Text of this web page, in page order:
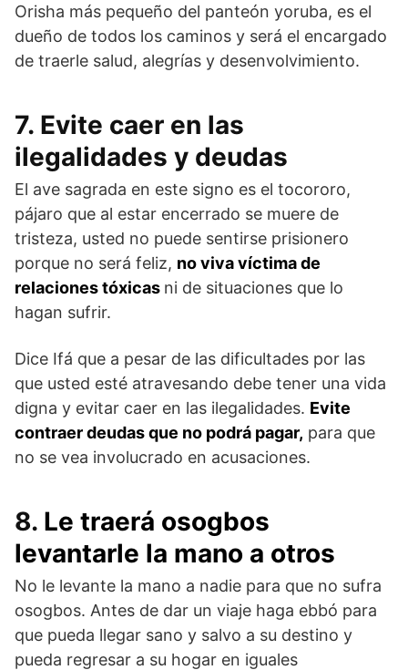
Orisha más pequeño del panteón yoruba, es el
dueño de todos los caminos y será el encargado
de traerle salud, alegrías y desenvolvimiento.
7. Evite caer en las
ilegalidades y deudas
El ave sagrada en este signo es el tocororo,
pájaro que al estar encerrado se muere de
tristeza, usted no puede sentirse prisionero
porque no será feliz, no viva víctima de
relaciones tóxicas ni de situaciones que lo
hagan sufrir.
Dice Ifá que a pesar de las dificultades por las
que usted esté atravesando debe tener una vida
digna y evitar caer en las ilegalidades. Evite
contraer deudas que no podrá pagar, para que
no se vea involucrado en acusaciones.
8. Le traerá osogbos
levantarle la mano a otros
No le levante la mano a nadie para que no sufra
osogbos. Antes de dar un viaje haga ebbó para
que pueda llegar sano y salvo a su destino y
pueda regresar a su hogar en iguales